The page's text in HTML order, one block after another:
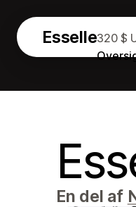
Esselle320 $
En del af